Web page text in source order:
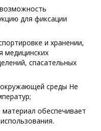
для фиксации
и хранении,
медицинских
спасательных
среды Не
обеспечивает